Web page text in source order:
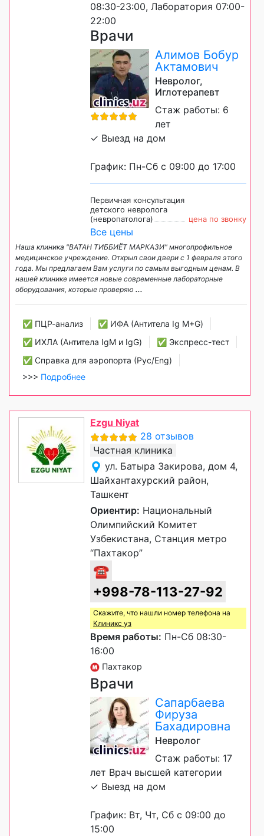
08:30-23:00, Лаборатория 07:00-
22:00
Врачи
Алимов Бобур
Актамович
Невролог,
Иглотерапевт
Стаж работы: 6
лет
✓ Выезд на дом
График: Пн-Сб с 09:00 до 17:00
Первичная консультация
детского невролога
(невропатолога)
цена по звонку
Все цены
Наша клиника "ВАТАН ТИББИЁТ МАРКАЗИ" многопрофильное
медицинское учреждение. Открыл свои двери с 1 февраля этого
года. Мы предлагаем Вам услуги по самым выгодным ценам. В
нашей клинике имеется новые современные лабораторные
оборудования, которые проверяю ...
✅ ПЦР-анализ
✅ ИФА (Антитела Ig М+G)
✅ ИХЛА (Антитела IgM и IgG)
✅ Экспресс-тест
✅ Справка для аэропорта (Рус/Eng)
>>> Подробнее
Ezgu Niyat
28 отзывов
Частная клиника
ул. Батыра Закирова, дом 4,
Шайхантахурский район,
Ташкент
Ориентир: Национальный
Олимпийский Комитет
Узбекистана, Станция метро
“Пахтакор”
☎
+998-78-113-27-92
Скажите, что нашли номер телефона на
Клиникс уз
Время работы: Пн-Сб 08:30-
16:00
Пахтакор
Врачи
Сапарбаева
Фируза
Бахадировна
Невролог
Стаж работы: 17
лет Врач высшей категории
✓ Выезд на дом
График: Вт, Чт, Сб с 09:00 до
15:00